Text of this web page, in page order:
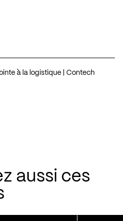
à la logistique | Contech
aussi ces